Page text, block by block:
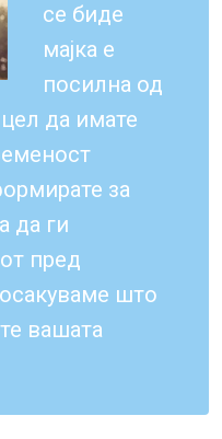
се биде
мајка е
посилна од
да имате
за
да ги
пред
што
вашата